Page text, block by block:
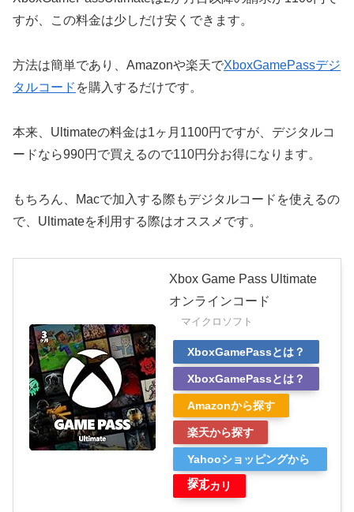
すが、この料金は少しだけ安くできます。
方法は簡単であり、Amazonや楽天でXboxGamePassデジ
タルコード を購入するだけです。
本来、Ultimateの料金は1ヶ月1100円ですが、デジタルコ
ードなら990円で買えるので110円分お得になります。
もちろん、Macで加入する際もデジタルコードを使えるの
で、Ultimateを利用する際はオススメです。
Xbox Game Pass Ultimate
オンラインコード
マイクロソフト
XboxGamePassとは？
XboxGamePassとは？
Amazonから探す
楽天から探す
Yahooショッピングから
探す
メルカリ